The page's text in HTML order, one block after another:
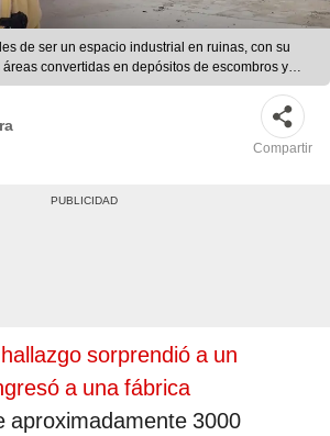
de ser un espacio industrial en ruinas, con su
convertidas en depósitos de escombros y
LR/difusión
Compartir
sorprendió a un
a una fábrica
aproximadamente 3000